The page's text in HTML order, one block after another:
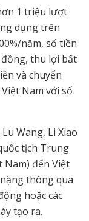
1 triệu lượt
dụng trên
năm, số tiền
đồng, thu lợi bất
và chuyển
Nam với số
Wang, Li Xiao
tịch Trung
Nam) đến Việt
thông qua
hoặc các
tạo ra.